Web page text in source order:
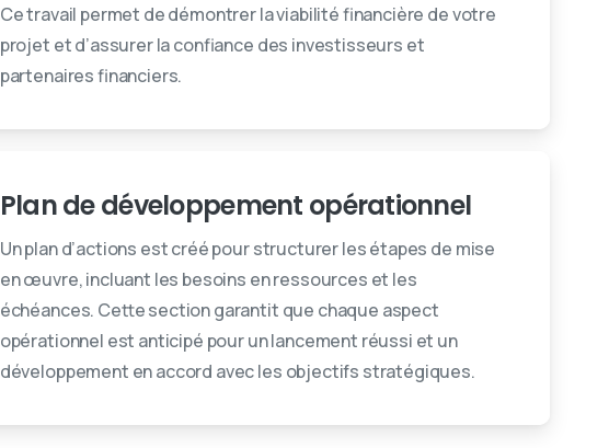
Ce travail permet de démontrer la viabilité financière de votre
projet et d’assurer la confiance des investisseurs et
partenaires financiers.
Plan de développement opérationnel
Un plan d’actions est créé pour structurer les étapes de mise
en œuvre, incluant les besoins en ressources et les
échéances. Cette section garantit que chaque aspect
opérationnel est anticipé pour un lancement réussi et un
développement en accord avec les objectifs stratégiques.